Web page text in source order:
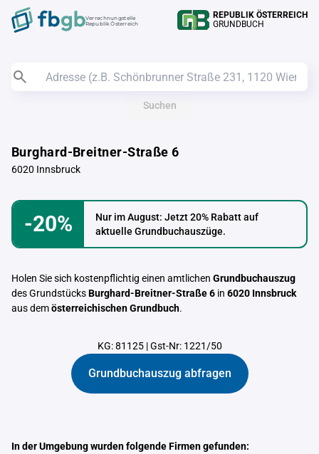
Verrechnungstelle
Republik Österreich
REPUBLIK ÖSTERREICH
GRUNDBUCH
Suchen
Burghard-Breitner-Straße 6
6020 Innsbruck
-20%
Nur im August: Jetzt 20% Rabatt auf
aktuelle Grundbuchauszüge.
Holen Sie sich kostenpflichtig einen amtlichen Grundbuchauszug
des GrundstücksBurghard-Breitner-Straße 6 in 6020 Innsbruck
aus demösterreichischen Grundbuch.
KG: 81125|Gst-Nr: 1221/50
Grundbuchauszug abfragen
In der Umgebung wurden folgende Firmen gefunden: